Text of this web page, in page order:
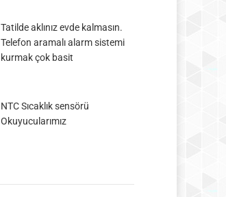
Tatilde aklınız evde kalmasın.
Telefon aramalı alarm sistemi
kurmak çok basit
NTC Sıcaklık sensörü
Okuyucularımız